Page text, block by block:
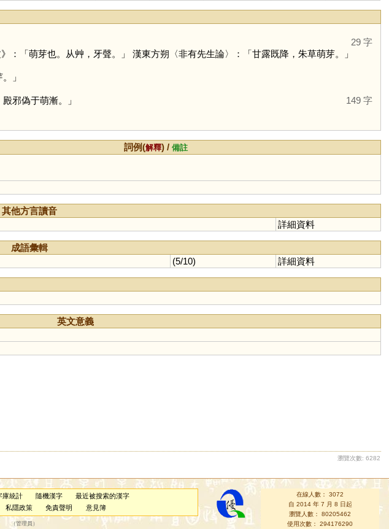
29 字
：「萌芽也。从艸，牙聲。」 漢東方朔〈非有先生論〉：「甘露既降，朱草萌芽。」
」
邪偽于萌漸。」 149 字
詞例(解釋) /備註
其他方言讀音
詳細資料
成語彙輯
(5/10) 詳細資料
英文意義
瀏覽次數: 6282
庫統計 隨機漢字
最近被搜索的漢字
私隱政策 免責聲明 意見簿
（管理員 ）
在線人數： 3072
自 2014 年 7 月 8 日起
瀏覽人數： 80205462
使用次數： 294176290